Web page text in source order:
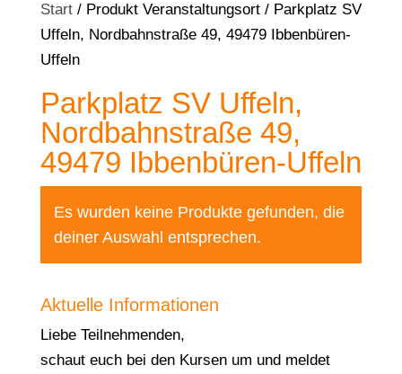
Start/ Produkt Veranstaltungsort / Parkplatz SV
Uffeln, Nordbahnstraße 49, 49479 Ibbenbüren-
Uffeln
Parkplatz SV Uffeln,
Nordbahnstraße 49,
49479 Ibbenbüren-Uffeln
Es wurden keine Produkte gefunden, die
deiner Auswahl entsprechen.
Aktuelle Informationen
Liebe Teilnehmenden,
schaut euch bei den Kursen um und meldet